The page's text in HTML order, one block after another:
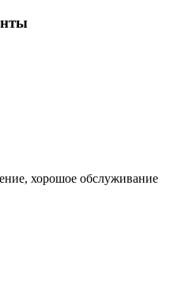
хорошое обслуживание